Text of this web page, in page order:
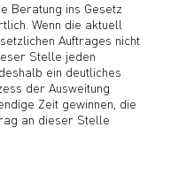
Beratung ins Gesetz
Wenn die aktuell
Auftrages nicht
Stelle jeden
ein deutliches
der Ausweitung
Zeit gewinnen, die
an dieser Stelle